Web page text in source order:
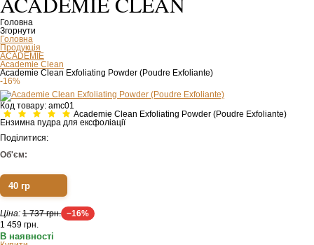
Головна
Згорнути
Головна
Продукція
ACADEMIE
Academie Clean
Academie Clean Exfoliating Powder (Poudre Exfoliante)
-16%
Код товару: amc01
Academie Clean Exfoliating Powder (Poudre Exfoliante)
Ензимна пудра для ексфоліації
Поділитися:
Об'єм:
40 гр
Ціна: 1 737 грн. −16%
1 459 грн.
В наявності